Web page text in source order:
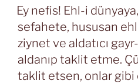
TARIHI
Ey nefis! Ehl-i
sefahete, hususan
ziynet ve aldatıcı
aldanıp taklit etme.
taklit etsen, onlar gibi